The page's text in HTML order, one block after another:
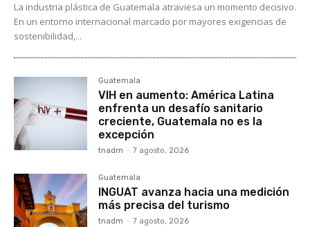
La industria plástica de Guatemala atraviesa un momento decisivo.
En un entorno internacional marcado por mayores exigencias de
sostenibilidad,...
Guatemala
VIH en aumento: América Latina
enfrenta un desafío sanitario
creciente, Guatemala no es la
excepción
tnadm - 7 agosto, 2026
Guatemala
INGUAT avanza hacia una medición
más precisa del turismo
tnadm - 7 agosto, 2026